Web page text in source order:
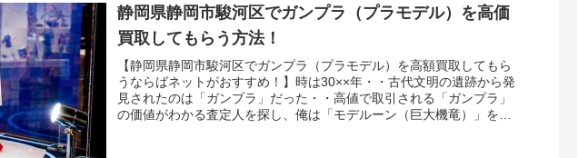
静岡県静岡市駿河区でガンプラ（プラモデル）を高価
買取してもらう方法！
【静岡県静岡市駿河区でガンプラ（プラモデル）を高額買取してもら
うならばネットがおすすめ！】時は30××年・・古代文明の遺跡から発
見されたのは「ガンプラ」だった・・高値で取引される「ガンプラ」
の価値がわかる査定人を探し、俺は「モデルーン（巨大機竜）」を操